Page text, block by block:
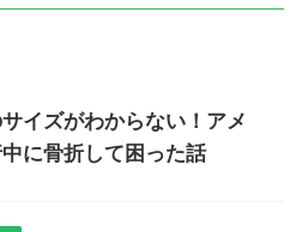
イズがわからない！アメ
中に骨折して困った話